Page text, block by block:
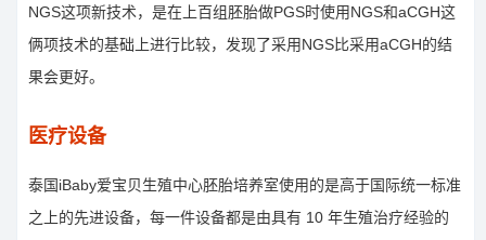
NGS这项新技术，是在上百组胚胎做PGS时使用NGS和aCGH这
俩项技术的基础上进行比较，发现了采用NGS比采用aCGH的结
果会更好。
医疗设备
泰国iBaby爱宝贝生殖中心胚胎培养室使用的是高于国际统一标准
之上的先进设备，每一件设备都是由具有 10 年生殖治疗经验的